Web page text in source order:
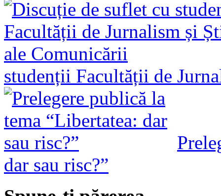
studenții Facultății de
dar sau risc?”